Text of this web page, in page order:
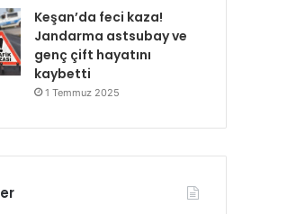
Keşan’da feci kaza!
Jandarma astsubay ve
genç çift hayatını
kaybetti
1 Temmuz 2025